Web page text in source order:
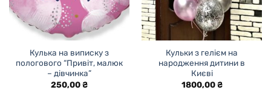
Кулька на виписку з
пологового “Привіт, малюк
– дівчинка”
250,00₴
Кульки з гелієм на
народження дитини в
Києві
1800,00₴